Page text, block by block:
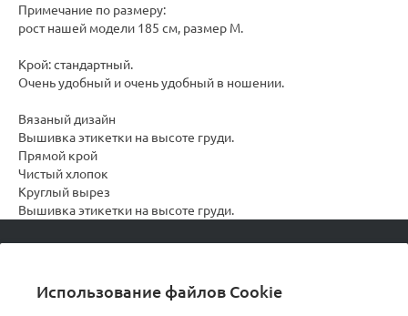
Использование файлов Cookie
Примечание по размеру:
рост нашей модели 185 см, размер M.
Крой: стандартный.
Очень удобный и очень удобный в ношении.
Вязаный дизайн
Вышивка этикетки на высоте груди.
Прямой крой
Чистый хлопок
Круглый вырез
Вышивка этикетки на высоте груди.